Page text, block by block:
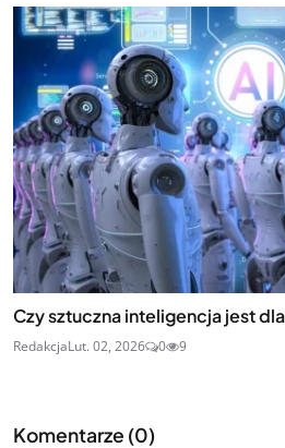
Czy sztuczna inteligencja jest
RedakcjaLut. 02, 2026 0 9
Komentarze (0)